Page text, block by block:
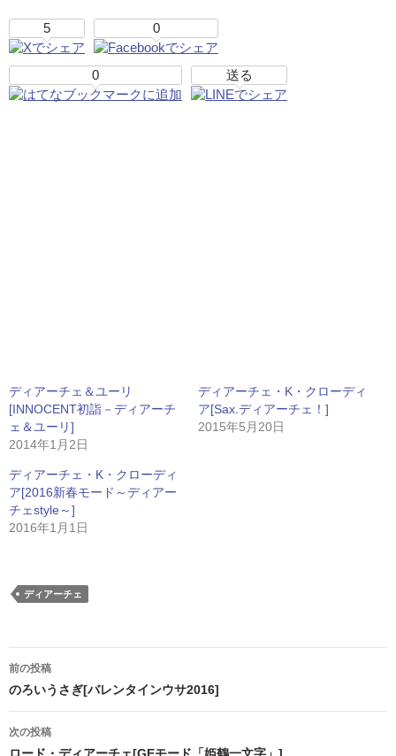
5 0
0 送る
ディアーチェ＆ユーリ
[INNOCENT初詣－ディアーチ
ェ＆ユーリ]
2014年1月2日
ディアーチェ・K・クローディ
ア[Sax.ディアーチェ！]
2015年5月20日
ディアーチェ・K・クローディ
ア[2016新春モード～ディアー
チェstyle～]
2016年1月1日
ディアーチェ
投
稿
ナ
前の投稿
のろいうさぎ[バレンタインウサ2016]
次の投稿